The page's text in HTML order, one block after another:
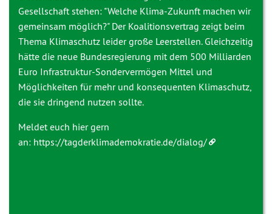
Gesellschaft stehen: "Welche Klima-Zukunft machen wir
gemeinsam möglich?" Der Koalitionsvertrag zeigt beim
Thema Klimaschutz leider große Leerstellen. Gleichzeitig
hätte die neue Bundesregierung mit dem 500 Milliarden
Euro Infrastruktur-Sondervermögen Mittel und
Möglichkeiten für mehr und konsequenten Klimaschutz,
die sie dringend nutzen sollte.
Meldet euch hier gern
an: https://tagderklimademokratie.de/dialog/